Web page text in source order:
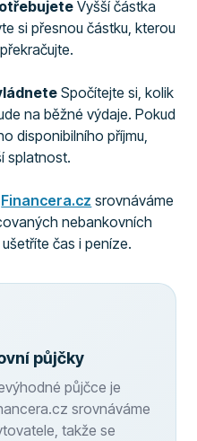
Vyšší částka
si přesnou částku, kterou
Spočítejte si, kolik
na běžné výdaje. Pokud
disponibilního příjmu,
splatnost.
Financera.cz srovnáváme
nebankovních
čas i peníze.
půjčky
půjčce je
srovnáváme
takže se